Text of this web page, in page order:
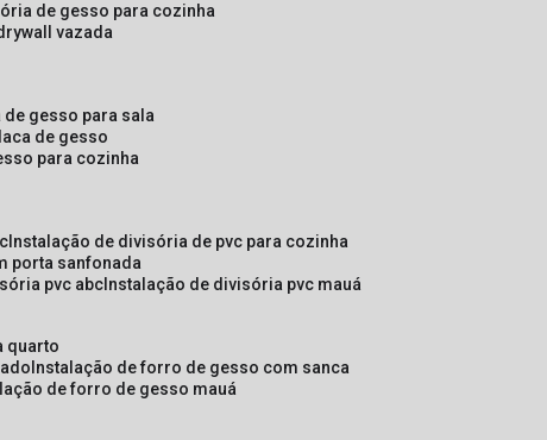
de gesso para cozinha
vazada
gesso para sala
de gesso
para cozinha
instalação de divisória de pvc para cozinha
porta sanfonada
pvc abc instalação de divisória pvc mauá
quarto
instalação de forro de gesso com sanca
de forro de gesso mauá